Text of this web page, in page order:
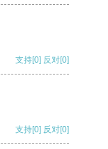
支持[0] 反对[0]
支持[0] 反对[0]